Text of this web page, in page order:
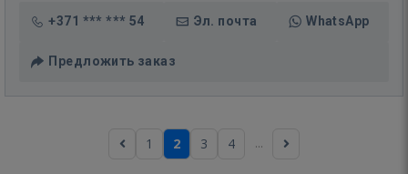
+371 *** *** 54 Эл. почта WhatsApp
Предложить заказ
1 2 3 4 ...